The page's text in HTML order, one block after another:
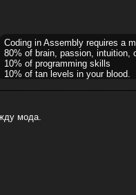
Coding in Assembly requires a
80% of brain, passion, intuition,
10% of programming skills
10% of tan levels in your blood.
мода.